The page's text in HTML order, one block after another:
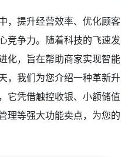
，提升经营效率、优化顾客
竞争力。随着科技的飞速发
化，旨在帮助商家实现智能
，我们为您介绍一种革新升
凭借触控收银、小额储值
理等强大功能卖点，为您的